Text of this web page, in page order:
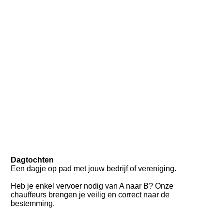
Dagtochten
Een dagje op pad met jouw bedrijf of vereniging.
Heb je enkel vervoer nodig van A naar B? Onze
chauffeurs brengen je veilig en correct naar de
bestemming.